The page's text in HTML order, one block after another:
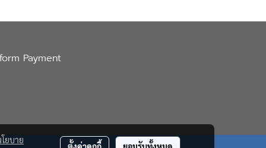
Payment
ยบาย